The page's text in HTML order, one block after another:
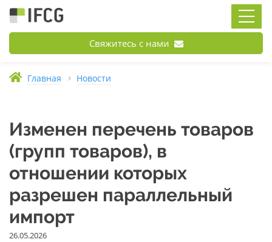
Свяжитесь с нами
Главная Новости
Изменен перечень товаров
(групп товаров), в
отношении которых
разрешен параллельный
импорт
26.05.2026